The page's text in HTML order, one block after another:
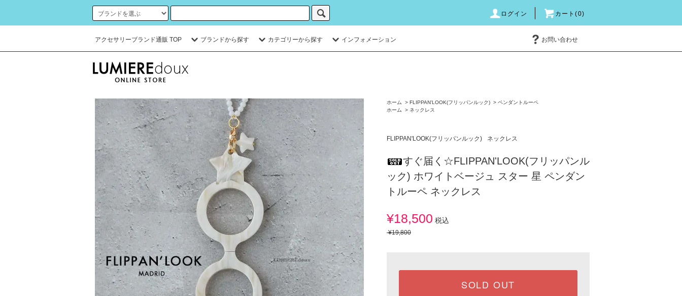
ログイン カート(0)
アクセサリーブランド通販 TOP ブランドから探す カテゴリーから探す インフォメーション お問い合わせ
ホーム > FLIPPAN'LOOK(フリッパンルック) > ペンダントルーペ
ホーム
> ネックレス
FLIPPAN'LOOK(フリッパンルック) ネックレス
すぐ届く☆FLIPPAN'LOOK(フリッパンル
ック) ホワイトベージュ スター 星 ペンダン
トルーペ ネックレス
¥18,500 税込
¥19,800
SOLD OUT